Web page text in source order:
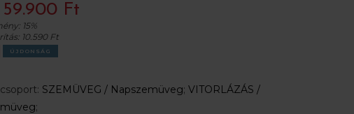
59.900 Ft
15%
10.590 Ft
ÚJDONSÁG
SZEMÜVEG / Napszemüveg; VITORLÁZÁS /
;